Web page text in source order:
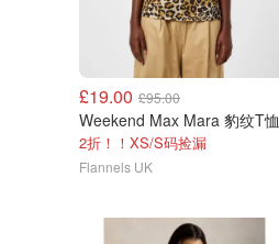
£19.00 £95.00
Weekend Max Mara 豹纹T恤
2折！！XS/S码捡漏
Flannels UK